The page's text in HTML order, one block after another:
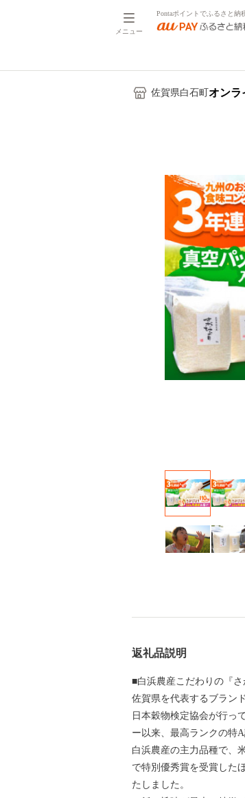
メニュー
Pontaポイントでふるさと納
佐賀県白石町 オンラ
返礼品説明
■白浜農産こだわりの『さ
佐賀県を代表するブラン
日本穀物検定協会が行っ
ー以来、最高ランクの特
白浜農産の主力品種で、
で特別優秀賞を受賞した
たしました。